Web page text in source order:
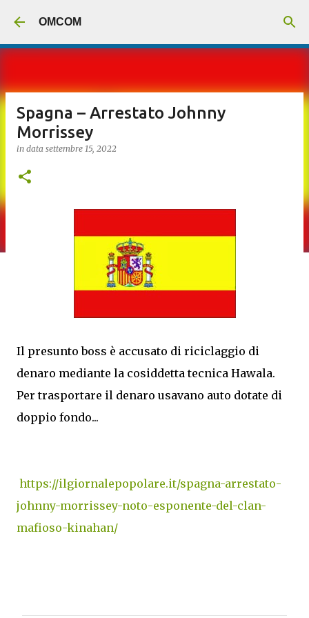
OMCOM
Spagna – Arrestato Johnny
Morrissey
in data settembre 15, 2022
Il presunto boss è accusato di riciclaggio di
denaro mediante la cosiddetta tecnica Hawala.
Per trasportare il denaro usavano auto dotate di
doppio fondo...
https://ilgiornalepopolare.it/spagna-arrestato-
johnny-morrissey-noto-esponente-del-clan-
mafioso-kinahan/